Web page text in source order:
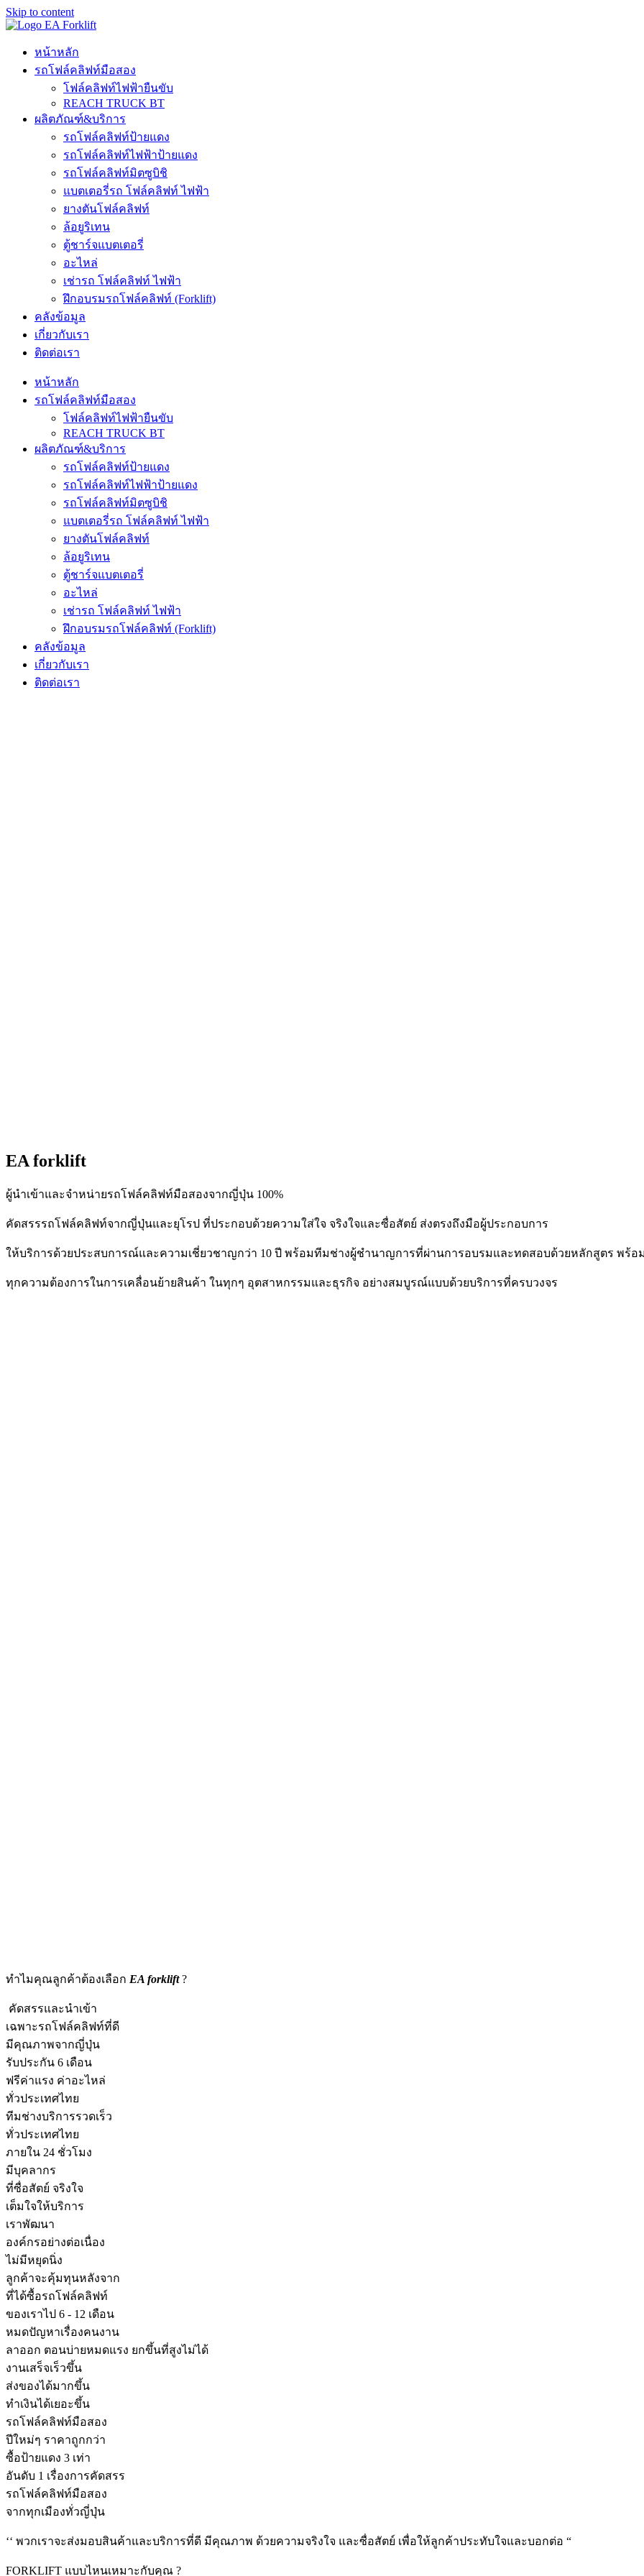
Skip to content
หน้าหลัก
รถโฟล์คลิฟท์มือสอง
โฟล์คลิฟท์ไฟฟ้ายืนขับ
REACH TRUCK BT
ผลิตภัณฑ์&บริการ
รถโฟล์คลิฟท์ป้ายแดง
รถโฟล์คลิฟท์ไฟฟ้าป้ายแดง
รถโฟล์คลิฟท์มิตซูบิชิ
แบตเตอรี่รถ โฟล์คลิฟท์ ไฟฟ้า
ยางตันโฟล์คลิฟท์
ล้อยูริเทน
ตู้ชาร์จแบตเตอรี่
อะไหล่
เช่ารถ โฟล์คลิฟท์ ไฟฟ้า
ฝึกอบรมรถโฟล์คลิฟท์ (Forklift)
คลังข้อมูล
เกี่ยวกับเรา
ติดต่อเรา
หน้าหลัก
รถโฟล์คลิฟท์มือสอง
โฟล์คลิฟท์ไฟฟ้ายืนขับ
REACH TRUCK BT
ผลิตภัณฑ์&บริการ
รถโฟล์คลิฟท์ป้ายแดง
รถโฟล์คลิฟท์ไฟฟ้าป้ายแดง
รถโฟล์คลิฟท์มิตซูบิชิ
แบตเตอรี่รถ โฟล์คลิฟท์ ไฟฟ้า
ยางตันโฟล์คลิฟท์
ล้อยูริเทน
ตู้ชาร์จแบตเตอรี่
อะไหล่
เช่ารถ โฟล์คลิฟท์ ไฟฟ้า
ฝึกอบรมรถโฟล์คลิฟท์ (Forklift)
คลังข้อมูล
เกี่ยวกับเรา
ติดต่อเรา
EA forklift
ผู้นำเข้าและจำหน่ายรถโฟล์คลิฟท์มือสองจากญี่ปุ่น 100%
คัดสรรรถโฟล์คลิฟท์จากญี่ปุ่นและยุโรป ที่ประกอบด้วยความใส่ใจ จริงใจและซื่อสัตย์ ส่งตรงถึงมือผู้ประกอบการ
ให้บริการด้วยประสบการณ์และความเชี่ยวชาญกว่า 10 ปี พร้อมทีมช่างผู้ชำนาญการที่ผ่านการอบรมและทดสอบด้วยหลักสูตร พร้อ
ทุกความต้องการในการเคลื่อนย้ายสินค้า ในทุกๆ อุตสาหกรรมและธุรกิจ อย่างสมบูรณ์แบบด้วยบริการที่ครบวงจร
ทำไมคุณลูกค้าต้องเลือก EA forklift?
คัดสรรและนำเข้า
เฉพาะรถโฟล์คลิฟท์ที่ดี
มีคุณภาพจากญี่ปุ่น
รับประกัน 6 เดือน
ฟรีค่าแรง ค่าอะไหล่
ทั่วประเทศไทย
ทีมช่างบริการรวดเร็ว
ทั่วประเทศไทย
ภายใน 24 ชั่วโมง
มีบุคลากร
ที่ซื่อสัตย์ จริงใจ
เต็มใจให้บริการ
เราพัฒนา
องค์กรอย่างต่อเนื่อง
ไม่มีหยุดนิ่ง
ลูกค้าจะคุ้มทุนหลังจาก
ที่ได้ซื้อรถโฟล์คลิฟท์
ของเราไป 6 - 12 เดือน
หมดปัญหาเรื่องคนงาน
ลาออก ตอนบ่ายหมดแรง ยกขึ้นที่สูงไม่ได้
งานเสร็จเร็วขึ้น
ส่งของได้มากขึ้น
ทำเงินได้เยอะขึ้น
รถโฟล์คลิฟท์มือสอง
ปีใหม่ๆ ราคาถูกกว่า
ซื้อป้ายแดง 3 เท่า
อันดับ 1 เรื่องการคัดสรร
รถโฟล์คลิฟท์มือสอง
จากทุกเมืองทั่วญี่ปุ่น
‘‘ พวกเราจะส่งมอบสินค้าและบริการที่ดี มีคุณภาพ ด้วยความจริงใจ และซื่อสัตย์ เพื่อให้ลูกค้าประทับใจและบอกต่อ “
FORKLIFT แบบไหนเหมาะกับคุณ ?